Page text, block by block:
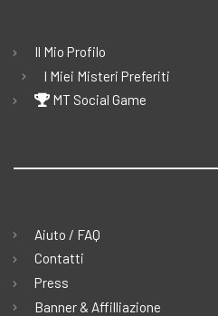
Il Mio Profilo
I Miei Misteri Preferiti
MT Social Game
Aiuto / FAQ
Contatti
Press
Banner & Affilliazione